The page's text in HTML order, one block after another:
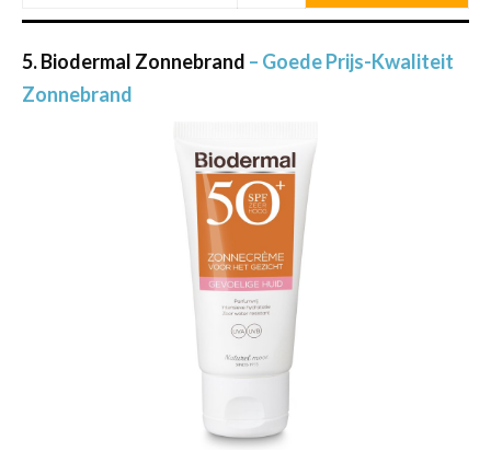
5. Biodermal Zonnebrand – Goede Prijs-Kwaliteit
Zonnebrand